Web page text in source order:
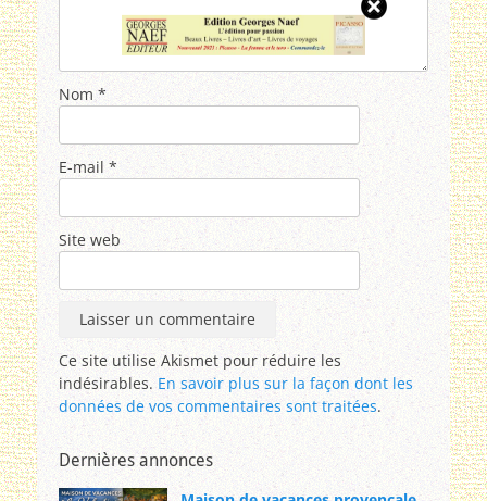
Nom*
E-mail *
Site web
Ce site utilise Akismet pour réduire les
indésirables.En savoir plus sur la façon dont les
données de vos commentaires sont traitées.
Dernières annonces